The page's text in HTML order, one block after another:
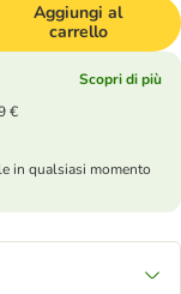
Aggiungi al
carrello
Scopri di più
€
in qualsiasi momento